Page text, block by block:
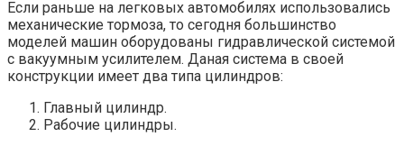
Если раньше на легковых автомобилях использовались
механические тормоза, то сегодня большинство
моделей машин оборудованы гидравлической системой
с вакуумным усилителем. Даная система в своей
конструкции имеет два типа цилиндров:
Главный цилиндр.
Рабочие цилиндры.